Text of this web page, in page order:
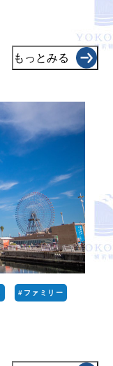
もっとみる
#ファミリー